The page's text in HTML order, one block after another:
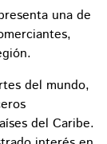
una de
del mundo,
del Caribe.